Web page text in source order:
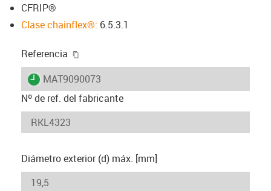
CFRIP®
Clase chainflex®: 6.5.3.1
Referencia
igus-icon-lieferzeit
MAT9090073
Nº de ref. del fabricante
Diámetro exterior (d) máx. [mm]